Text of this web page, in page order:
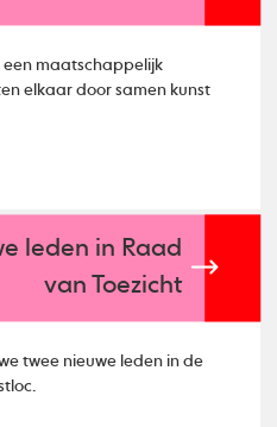
een maatschappelijk
elkaar door samen kunst
leden in Raad
van Toezicht
twee nieuwe leden in de